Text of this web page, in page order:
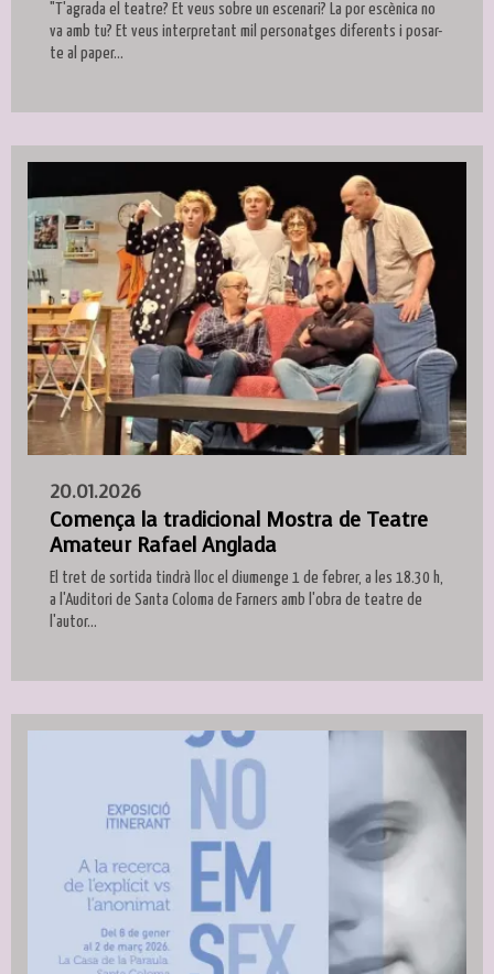
"T'agrada el teatre? Et veus sobre un escenari? La por escènica no
va amb tu? Et veus interpretant mil personatges diferents i posar-
te al paper...
20.01.2026
Comença la tradicional Mostra de Teatre
Amateur Rafael Anglada
El tret de sortida tindrà lloc el diumenge 1 de febrer, a les 18.30 h,
a l'Auditori de Santa Coloma de Farners amb l'obra de teatre de
l'autor...